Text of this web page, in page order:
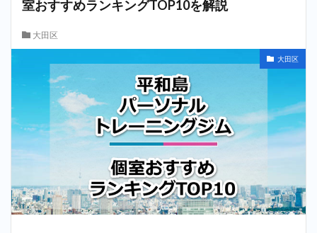
室おすすめランキングTOP10を解説
大田区
大田区